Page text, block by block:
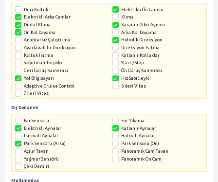
Bakımları zamanında aksatılmadan yapılmıştır bazı
airbag arka park sensörü çelik jant sis farı arakol
elektrikli ayna muayenesi 2026'ya kadar var takas olur
otolarla saygılarımla
TEKNİK ÖZELLİKLER
Güvenlik
ABS ASR